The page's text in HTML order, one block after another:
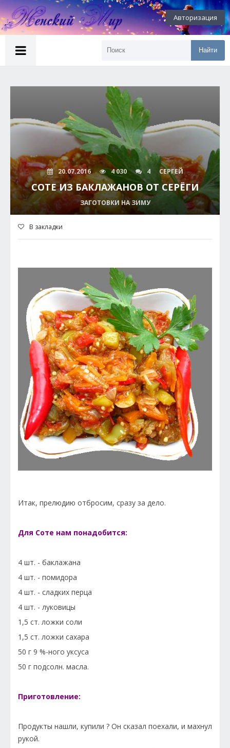
Авторизация
Найти
20.07.2016 4 030 4 СЕРГЕЙ
СОТЕ ИЗ БАКЛАЖАНОВ ОТ СЕРЁГИ
ЗАГОТОВКИ НА ЗИМУ
В закладки
Итак, прелюдию отбросим, сразу за дело.
Для Соте нам понадобится:
4 шт. - баклажана
4 шт. - помидора
4 шт. - сладких перца
4 шт. - луковицы
1,5 ст. ложки соли
1,5 ст. ложки сахара
50 г 9 %-ного уксуса
50 г подсолн. масла.
Приготовление:
Продукты нашли, купили ? Он сказал поехали, и махнул
рукой.